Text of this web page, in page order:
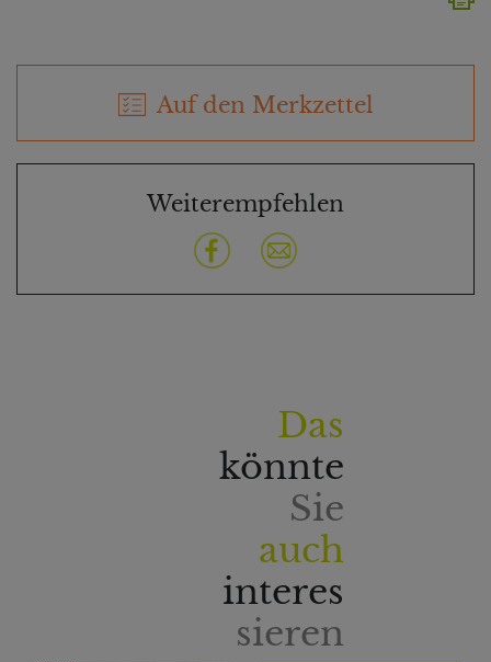
Auf den Merkzettel
Weiterempfehlen
Das
könnte
Sie
auch
interes
sieren